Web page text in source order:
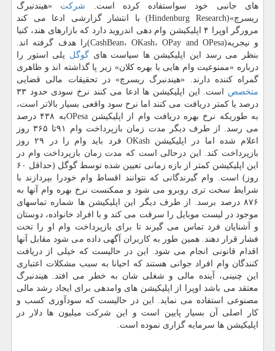
های جانبی خود سواستفاده كرده است. شركت «هیندنبرگ
ریسرچ»(Hindenburg Research) با انتشار گزارشی ادعا می كند
مرورگر اوپرا ۴ اپلیكیشن وام دهی اندروید دارد كه بازارهای هند، كنیا
و نیجریه(CashBean، OKash، OPay and OPesa)را هدف گرفته اند.
بنظر می رسد این اپلیكیشن ها سیاست هایگوگل پلی استور را
درباره «ممنوعیت وام هایی با بهره كلان» زیر پا گذاشته اند و ظاهری
گمراه كننده دارند. «هیندنبرگ ریسرچ» در تحقیقات مالی قضایی
متخصص
است. این اپلیكیشن ها ادعا می كنند نرخ سودی حدود ۳۳
درصد یا كمتر دریافت می كنند اما نرخ سود واقعی بسیار بالاتر است،
به طوریكه نرخ بهره دریافت وام از اپلیكیشن OPesaبه ۴۳۸ درصد
می رسد. از طرف دیگر مدت زمان بازپرداخت وام ۹۱تا ۳۶۵ روز
اعلام شده اما در اپلیكیشن OKash فرد باید وام را در ۲۹ روز
بازپرداخت كند. این درحالی است كه مدت زمان بازپرداخت وام در
این اپلیكیشن كمتر از بازه زمانی تعیین شده توسط گوگل (حداقل ۶۰
روز) است. وام گیرندگانی كه نتوانند اقساط وام خودرا بپردازند با
شرایط سخت تری روبرو می شود و ممكنست نرخ بهره وام آنها به
۸۷۶ درصد برسد. از طرف دیگر این اپلیكیشن ها شماره تماسهای
موجود در لیست موبایل را سرقت می كند و با افراد خانواده، دوستان
و آشنایان فرد تماس می گیرند تا برای بازپرداخت وام او را تحت
فشار قرار دهند. همین طور به كاربران آگهی داده می شود مقابل آنها
اقدام قانونی انجام می شود. این در حالیست كه خیلی از دریافت
كنندگان وام افراد جوانی هستند كه احیانا به سبب مشكلات اعتباری
این چنینی، آینده مالی و شغلی شان به خطر می افتد. هیندنبرگ
معتقد می باشد اوپرا از اپلیكیشن های وامدهی برای ایجاد رشد مالی
مصنوعی استفاده می نماید. این در حالیست كه سودآوری كسب و
كار اصلی آن بسیار پایین است و این شركت میلیون ها دلار در
اپلیكیشن ها سرمایه گزاری نموده است.